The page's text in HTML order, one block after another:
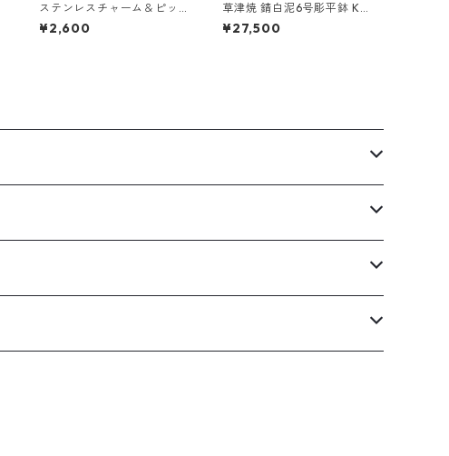
ステンレスチャーム＆ピッ
クセット｜SEEDRIC PLANT
S ロゴ｜鉢挿し対応・オール
¥2,600
草津焼 錆白泥6号彫平鉢 K0
31【SOLDOUT】
¥27,500